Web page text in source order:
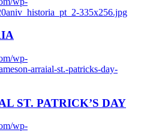
335x256.jpg
wp-
arraial-st.-patricks-day-
ST. PATRICK’S DAY
wp-